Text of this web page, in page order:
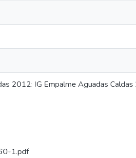
2012: IG Empalme Aguadas
1.pdf